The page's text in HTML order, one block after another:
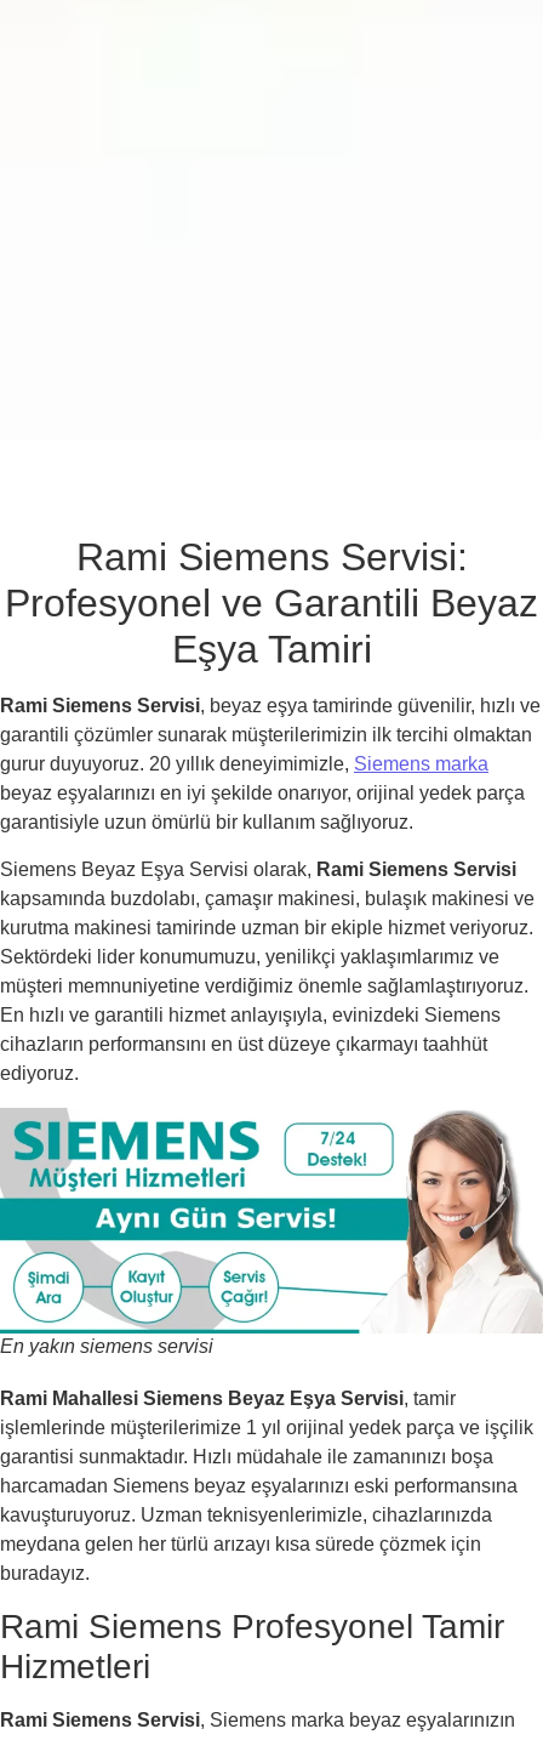
Rami Siemens Servisi:
Profesyonel ve Garantili Beyaz
Eşya Tamiri
Rami Siemens Servisi, beyaz eşya tamirinde güvenilir, hızlı ve
garantili çözümler sunarak müşterilerimizin ilk tercihi olmaktan
gurur duyuyoruz. 20 yıllık deneyimimizle, Siemens marka
beyaz eşyalarınızı en iyi şekilde onarıyor, orijinal yedek parça
garantisiyle uzun ömürlü bir kullanım sağlıyoruz.
Siemens Beyaz Eşya Servisi olarak, Rami Siemens Servisi
kapsamında buzdolabı, çamaşır makinesi, bulaşık makinesi ve
kurutma makinesi tamirinde uzman bir ekiple hizmet veriyoruz.
Sektördeki lider konumumuzu, yenilikçi yaklaşımlarımız ve
müşteri memnuniyetine verdiğimiz önemle sağlamlaştırıyoruz.
En hızlı ve garantili hizmet anlayışıyla, evinizdeki Siemens
cihazların performansını en üst düzeye çıkarmayı taahhüt
ediyoruz.
En yakın siemens servisi
Rami Mahallesi Siemens Beyaz Eşya Servisi, tamir
işlemlerinde müşterilerimize 1 yıl orijinal yedek parça ve işçilik
garantisi sunmaktadır. Hızlı müdahale ile zamanınızı boşa
harcamadan Siemens beyaz eşyalarınızı eski performansına
kavuşturuyoruz. Uzman teknisyenlerimizle, cihazlarınızda
meydana gelen her türlü arızayı kısa sürede çözmek için
buradayız.
Rami Siemens Profesyonel Tamir
Hizmetleri
Rami Siemens Servisi, Siemens marka beyaz eşyalarınızın